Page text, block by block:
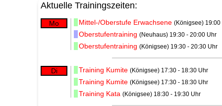
Aktuelle Trainingszeiten:
Mo Mittel-/Oberstufe Erwachsene (Königsee)
Oberstufentraining (Neuhaus) 19:30 - 20:00 Uhr
Oberstufentraining (Königsee) 19:30 - 20:30 Uhr
Di Training Kumite (Königsee) 17:30 - 18:30 Uhr
Training Kumite (Königsee) 17:30 - 18:30 Uhr
Training Kata (Königsee) 18:30 - 19:30 Uhr